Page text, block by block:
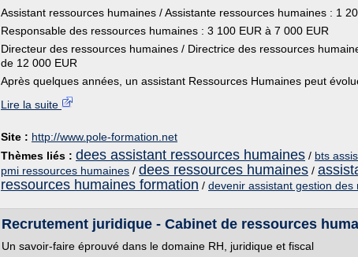
Assistant ressources humaines / Assistante ressources humaines : 1
Responsable des ressources humaines : 3 100 EUR à 7 000 EUR
Directeur des ressources humaines / Directrice des ressources
de 12 000 EUR
Après quelques années, un assistant Ressources Humaines peut
Lire la suite
Site : http://www.pole-formation.net
Thèmes liés : dees assistant ressources humaines / bts
pmi ressources humaines / dees ressources humaines /
ressources humaines formation / devenir assistant gestion des
Recrutement juridique - Cabinet de ressources
Un savoir-faire éprouvé dans le domaine RH, juridique et fiscal